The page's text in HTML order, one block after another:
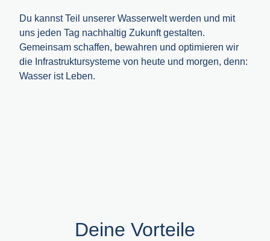
Du kannst Teil unserer Wasserwelt werden und mit
uns jeden Tag nachhaltig Zukunft gestalten.
Gemeinsam schaffen, bewahren und optimieren wir
die Infrastruktursysteme von heute und morgen, denn:
Wasser ist Leben.
Deine Vorteile